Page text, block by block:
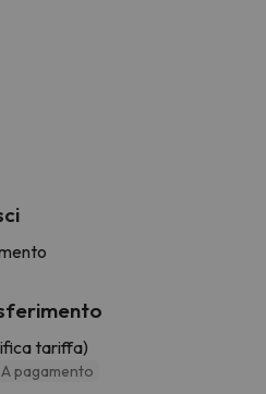
tariffa)
A pagamento